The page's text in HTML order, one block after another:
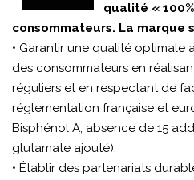
qualité «
consommateurs. La marque
• Garantir une qualité optimale
des consommateurs en
réguliers et en respectant de
réglementation française et
Bisphénol A, absence de 15
glutamate ajouté).
• Établir des partenariats